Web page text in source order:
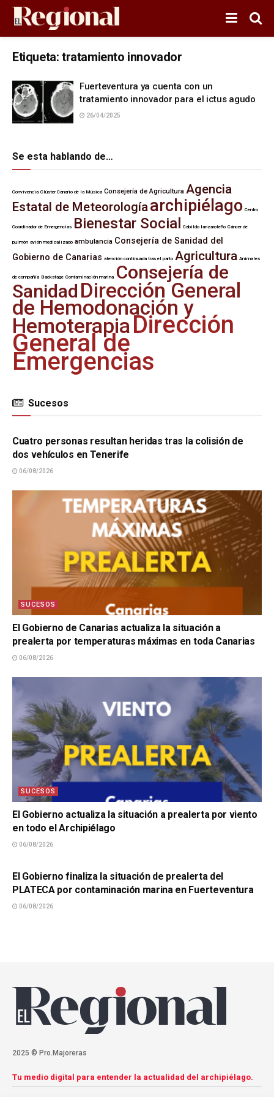
Etiqueta: tratamiento innovador
Fuerteventura ya cuenta con un
tratamiento innovador para el ictus agudo
26/04/2025
Se esta hablando de…
Convivencia Clúster Canario de la Música Consejería de Agricultura Agencia
Estatal de Meteorología archipiélago Centro
Coordinador de Emergencias Bienestar Social Cabildo lanzaroteño Cáncer de
pulmón avión medicalizado ambulancia Consejería de Sanidad del
Gobierno de Canarias atención continuada tras el parto Agricultura Animales
de compañía Backstage Contaminación marina Consejería de
Sanidad Dirección General
de Hemodonación y
HemoterapiaDirección
General de
Emergencias
Sucesos
SUCESOS
Cuatro personas resultan heridas tras la colisión de
dos vehículos en Tenerife
06/08/2026
SUCESOS
El Gobierno de Canarias actualiza la situación a
prealerta por temperaturas máximas en toda Canarias
06/08/2026
SUCESOS
El Gobierno actualiza la situación a prealerta por viento
en todo el Archipiélago
06/08/2026
El Gobierno finaliza la situación de prealerta del
PLATECA por contaminación marina en Fuerteventura
06/08/2026
2025 © Pro.Majoreras
Tu medio digital para entender la actualidad del archipiélago.